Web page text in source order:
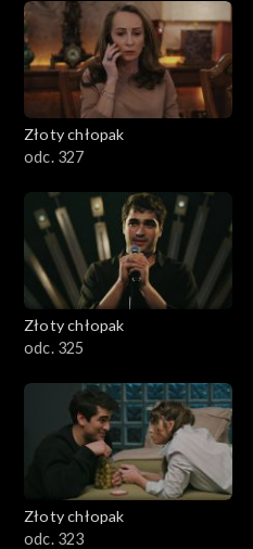
Złoty chłopak
odc. 327
Złoty chłopak
odc. 325
Złoty chłopak
odc. 323